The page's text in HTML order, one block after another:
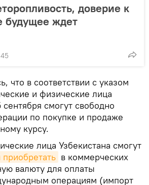
доверие к
будущее ждет
что в соответствии с указом
и физические лица
сентября смогут свободно
по покупке и продаже
курсу.
лица Узбекистана смогут
в коммерческих
валюту для оплаты
операциям (импорт